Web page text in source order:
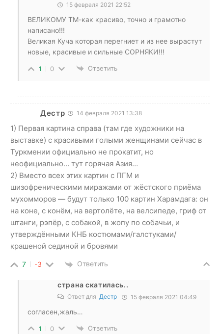
15 февраля 2021 22:52
ВЕЛИКОМУ ТМ-как красиво, точно и грамотно
написано!!!
Великая Куча которая перегниет и из нее вырастут
новые, красивые и сильные СОРНЯКИ!!!
1 0 Ответить
Дестр 14 февраля 2021 13:38
1) Первая картина справа (там где художники на
выставке) с красивыми голыми женщинами сейчас в
Туркмении официально не прокатит, но
неофициально… тут горячая Азия…
2) Вместо всех этих картин с ПГМ и
шизофреническими миражами от жёстского приёма
мухомморов — будут только 100 картин Харамдага: он
на коне, с конём, на вертолёте, на велсипеде, гриф от
штанги, рэпёр, с собакой, в жопу по собачьи, и
утверждёнными КНБ костюмами/галстуками/
крашеной сединой и бровями
7 -3 Ответить
страна скатилась..
Ответ для Дестр 15 февраля 2021 04:49
согласен,жаль…
1 0 Ответить